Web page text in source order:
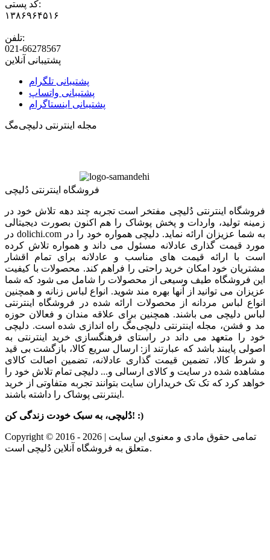
کد پستی:
۱۳۸۶۹۶۴۵۱۶
تلفن:
021-66278567
پشتیبانی آنلاین
پشتیبانی تلگرام
پشتیبانی واتساپ
پشتیبانی اینستاگرام
مجله اینترنتی دلیچی‌مگ
فروشگاه اینترنتی دُلیچی
فروشگاه اینترنتی دُلیچی مفتخر است تجربه چند دهه تلاش خود در
زمینه تولید، واردات و پخش پوشاک را هم اکنون بصورت دیجیتالی
در dolichi.com به شما عزیزان ارائه نماید. دلیچی همواره خود را در
مورد قیمت گذاری عادلانه مسئول می داند و همواره تلاش کرده
است با ارائه قیمت های مناسب و عادلانه برای تمام اقشار
مشتریان خود امکان خرید راحتی را فراهم کند. محصولات با کیفیت
این فروشگاه طیف وسیعی از محصولات را شامل می شود که شما
عزیزان می توانید از آنها بهره مند شوید. انواع لباس زنانه و همچنین
انواع لباس مردانه از محصولات ارائه شده در فروشگاه اینترنتی
لباس دلیچی می باشند. همچنین برای علاقه مندان و فعالان حوزه
مد و فشن، مجله اینترنتی دلیچی‌مگ راه اندازی شده است. دلیچی
خود را متعهد می داند در راستای فرهنگسازی خرید اینترنتی به
اصولی پایبند باشد که عبارتند از: ارسال سریع کالا، بازگشت بی قید
و شرط کالا، تضمین قیمت گذاری عادلانه، تضمین اصالت کالای
مشاهده شده در سایت و کالای ارسالی و... دلیچی تمام تلاش خود را
خواهد کرد که تک تک خریداران سایت بتوانند تجربه متفاوتی از خرید
اینترنتی پوشاک را داشته باشند.
دُلیچی، به سبک خودت زندگی کن! :)
Copyright © 2016 - 2026 | تمامی حقوق مادی و معنوی اين سايت
متعلق به فروشگاه آنلاین دُلیچی است.